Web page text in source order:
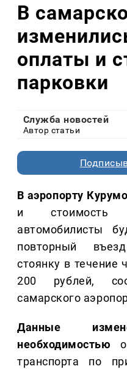
В
оплаты и
парковки
Служба новостей
Автор статьи
В аэропорту
и стоимость
автомобилисты
повторный
стоянку в течение
200 рублей,
самарского
Данные
необходимостью
транспорта по